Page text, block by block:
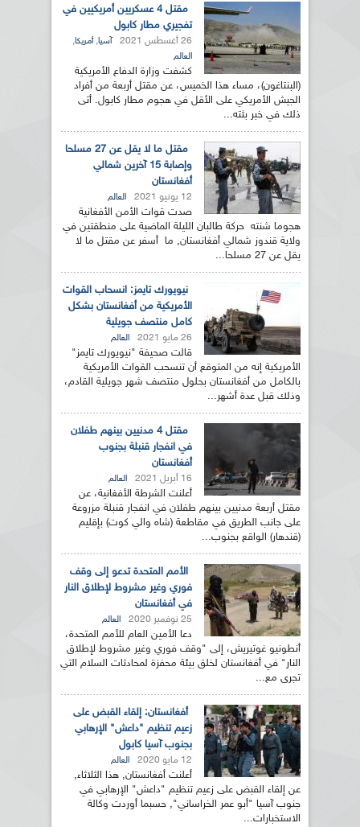
مقتل 4 عسكريين أمريكيين في
تفجيري مطار كابول
26 أغسطس 2021 آسيا,أمريكا,
العالم
كشفت وزارة الدفاع الأمريكية
(البنتاغون)، مساء هذا الخميس، عن مقتل أربعة من أفراد
الجيش الأمريكي على الأقل في هجوم مطار كابول. أتى
ذلك في خبر بثته...
مقتل ما لا يقل عن 27 مسلحا
وإصابة 15 آخرين شمالي
أفغانستان
12 يونيو 2021 العالم
صدت قوات الأمن الأفغانية
هجوما شنته حركة طالبان الليلة الماضية على منطقتين في
ولاية قندوز شمالي أفغانستان, ما أسفر عن مقتل ما لا
يقل عن 27 مسلحا...
نيويورك تايمز: انسحاب القوات
الأمريكية من أفغانستان بشكل
كامل منتصف جويلية
26 مايو 2021 العالم
قالت صحيفة "نيويورك تايمز"
الأمريكية إنه من المتوقع أن تنسحب القوات الأمريكية
بالكامل من أفغانستان بحلول منتصف شهر جويلية القادم،
وذلك قبل عدة أشهر...
مقتل 4 مدنيين بينهم طفلان
في انفجار قنبلة بجنوب
أفغانستان
16 أبريل 2021 العالم
أعلنت الشرطة الأفغانية، عن
مقتل أربعة مدنيين بينهم طفلان في انفجار قنبلة مزروعة
على جانب الطريق في مقاطعة (شاه والي كوت) بإقليم
(قندهار) الواقع بجنوب...
الأمم المتحدة تدعو إلى وقف
فوري وغير مشروط لإطلاق النار
في أفغانستان
25 نوفمبر 2020 العالم
دعا الأمين العام للأمم المتحدة،
أنطونيو غوتيريش، إلى "وقف فوري وغير مشروط لإطلاق
النار" في أفغانستان لخلق بيئة محفزة لمحادثات السلام التي
تجرى مع...
أفغانستان: إلقاء القبض على
زعيم تنظيم "داعش" الإرهابي
بجنوب آسيا كابول
12 مايو 2020 العالم
أعلنت أفغانستان, هذا الثلاثاء,
عن إلقاء القبض على زعيم تنظيم "داعش" الإرهابي في
جنوب آسيا "أبو عمر الخراساني", حسبما أوردت وكالة
الاستخبارات...